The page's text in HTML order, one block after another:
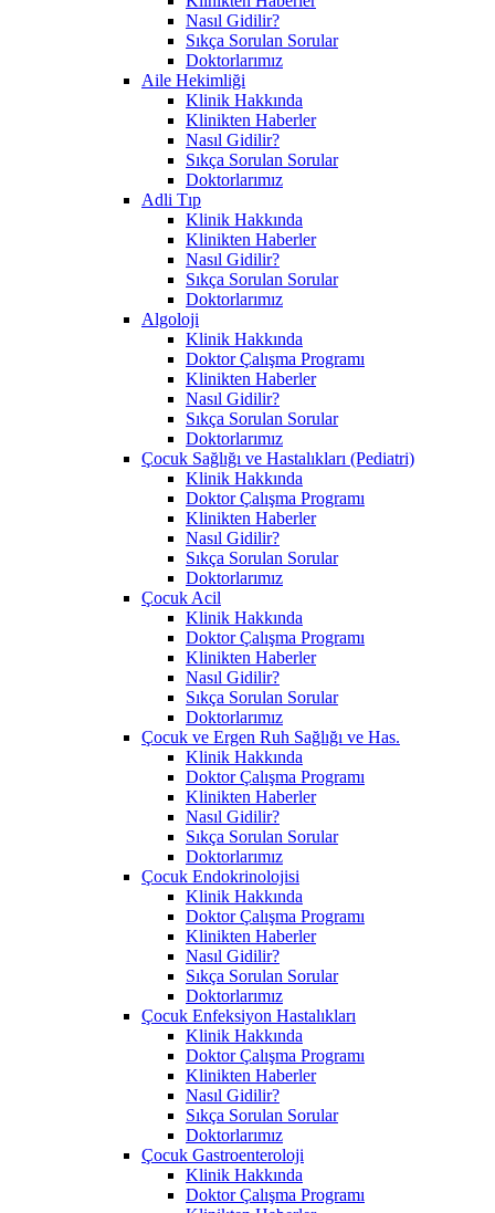
Nasıl Gidilir?
Sıkça Sorulan Sorular
Doktorlarımız
Aile Hekimliği
Klinik Hakkında
Klinikten Haberler
Nasıl Gidilir?
Sıkça Sorulan Sorular
Doktorlarımız
Adli Tıp
Klinik Hakkında
Klinikten Haberler
Nasıl Gidilir?
Sıkça Sorulan Sorular
Doktorlarımız
Algoloji
Klinik Hakkında
Doktor Çalışma Programı
Klinikten Haberler
Nasıl Gidilir?
Sıkça Sorulan Sorular
Doktorlarımız
Çocuk Sağlığı ve Hastalıkları (Pediatri)
Klinik Hakkında
Doktor Çalışma Programı
Klinikten Haberler
Nasıl Gidilir?
Sıkça Sorulan Sorular
Doktorlarımız
Çocuk Acil
Klinik Hakkında
Doktor Çalışma Programı
Klinikten Haberler
Nasıl Gidilir?
Sıkça Sorulan Sorular
Doktorlarımız
Çocuk ve Ergen Ruh Sağlığı ve Has.
Klinik Hakkında
Doktor Çalışma Programı
Klinikten Haberler
Nasıl Gidilir?
Sıkça Sorulan Sorular
Doktorlarımız
Çocuk Endokrinolojisi
Klinik Hakkında
Doktor Çalışma Programı
Klinikten Haberler
Nasıl Gidilir?
Sıkça Sorulan Sorular
Doktorlarımız
Çocuk Enfeksiyon Hastalıkları
Klinik Hakkında
Doktor Çalışma Programı
Klinikten Haberler
Nasıl Gidilir?
Sıkça Sorulan Sorular
Doktorlarımız
Çocuk Gastroenteroloji
Klinik Hakkında
Doktor Çalışma Programı